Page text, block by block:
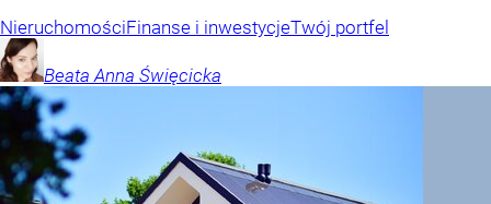
NieruchomościFinanse i inwestycjeTwój portfel
Beata Anna Święcicka